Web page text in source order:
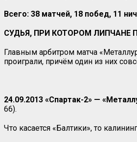
Всего: 38 матчей, 18 побед, 11
СУДЬЯ, ПРИ КОТОРОМ ЛИПЧАНЕ
Главным арбитром матча
проиграли, причём один из них
24.09.2013 «Спартак-2» —
66).
Что касается «Балтики», то